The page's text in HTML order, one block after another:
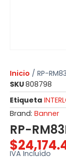
Inicio / RP-
SKU808798
Etiqueta
Brand: Banner
RP-
$
IVA Incluído